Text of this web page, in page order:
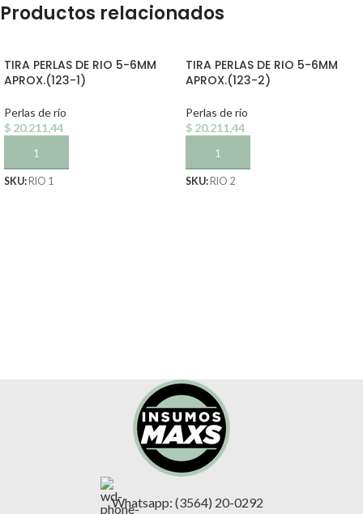
Productos relacionados
TIRA PERLAS DE RIO 5-6MM
APROX.(123-1)
Perlas de río
$ 20.211,44
AÑADIR AL CARRITO
SKU: RIO 1
TIRA PERLAS DE RIO 5-6MM
APROX.(123-2)
Perlas de río
$ 20.211,44
AÑADIR AL CARRITO
SKU: RIO 2
Whatsapp: (3564) 20-0292